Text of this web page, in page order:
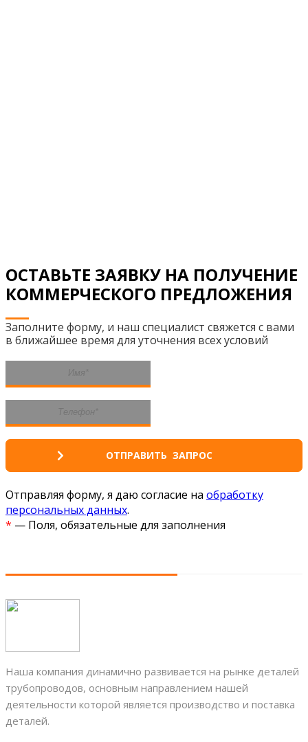
ОСТАВЬТЕ ЗАЯВКУ НА ПОЛУЧЕНИЕ
КОММЕРЧЕСКОГО ПРЕДЛОЖЕНИЯ
Заполните форму, и наш специалист свяжется с вами
в ближайшее время для уточнения всех условий
Отправляя форму, я даю согласие на обработку
персональных данных.
* — Поля, обязательные для заполнения
Наша компания динамично развивается на рынке деталей
трубопроводов, основным направлением нашей
деятельности которой является производство и поставка
деталей.